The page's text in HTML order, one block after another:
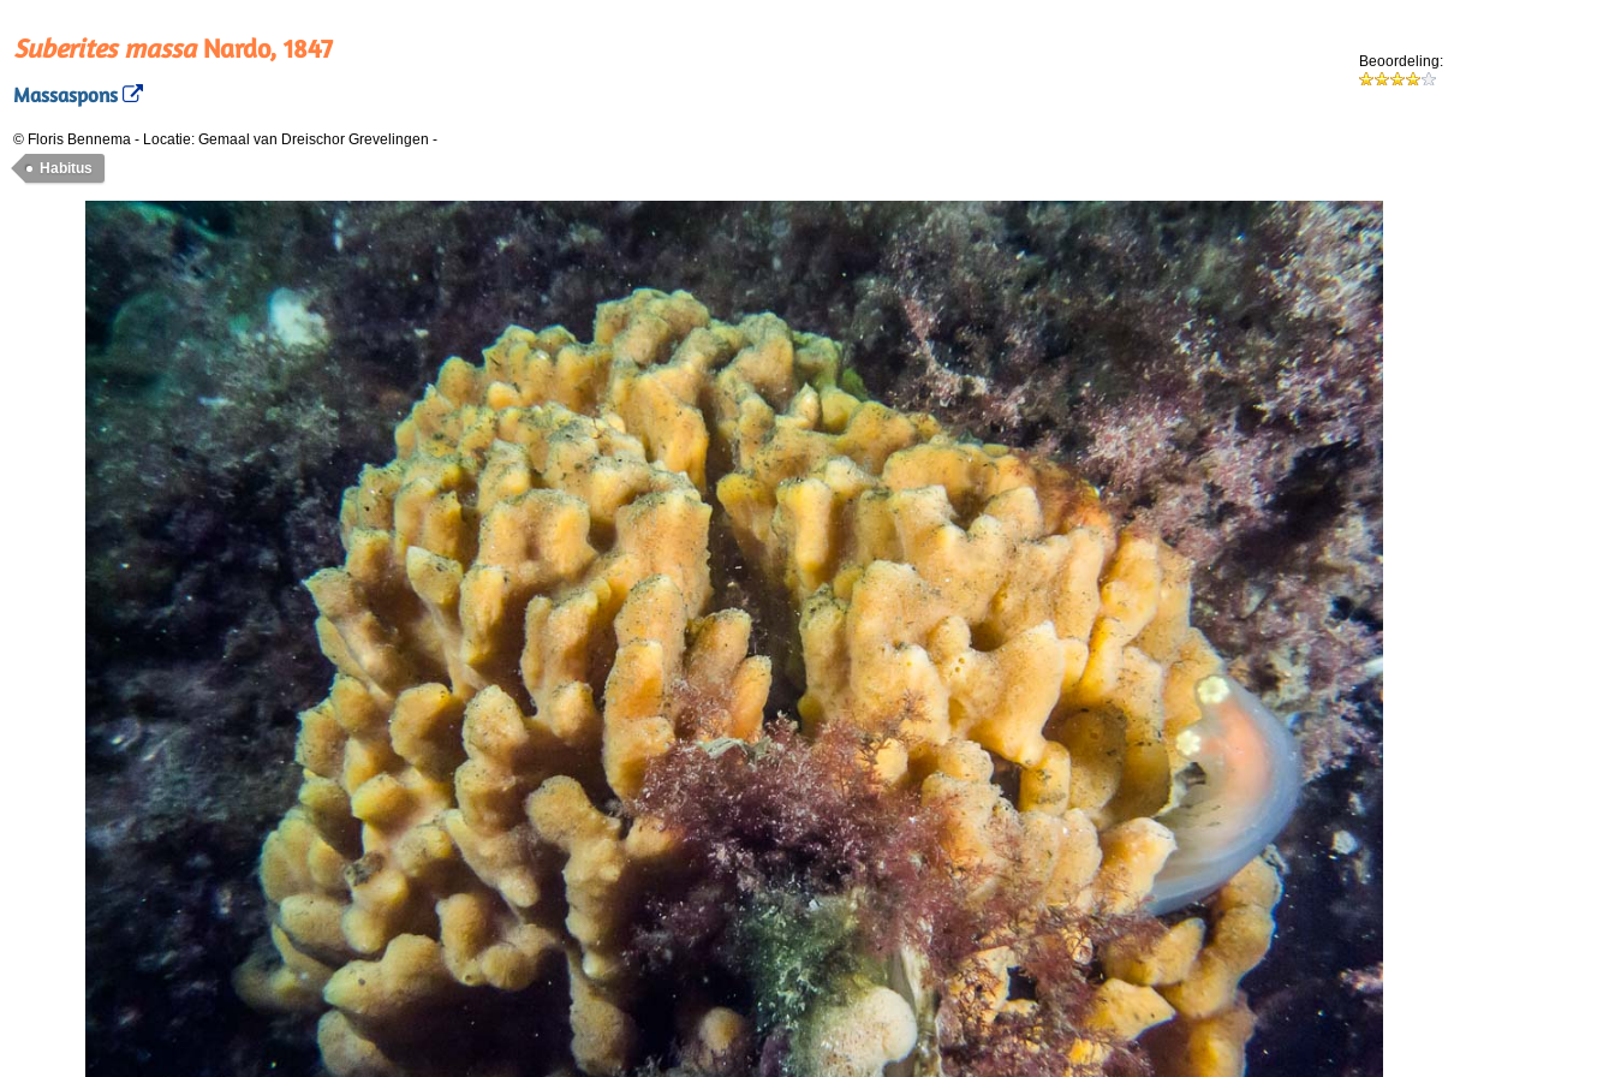
Suberites massaNardo, 1847
Massaspons
Beoordeling:
© Floris Bennema - Locatie: Gemaal van Dreischor Grevelingen -
Habitus